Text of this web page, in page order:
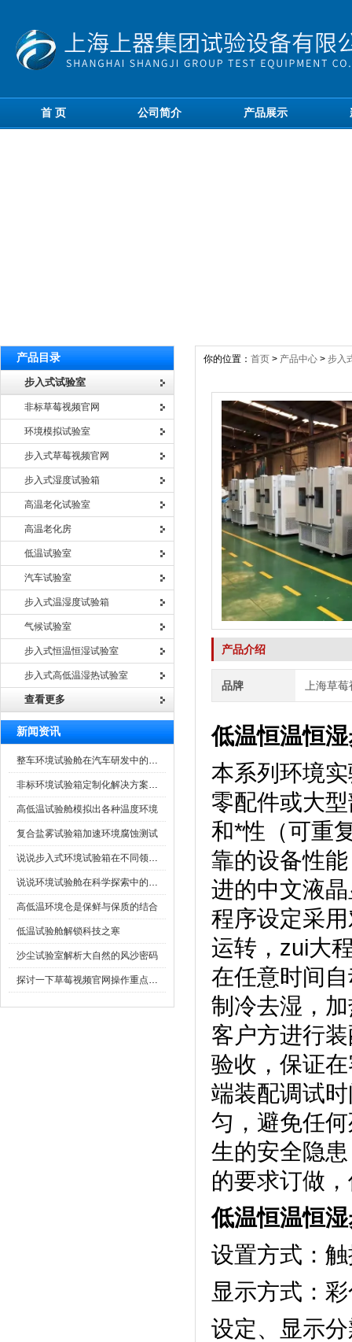
首 页 公司简介 产品展示
产品目录
步入式试验室
非标草莓视频官网
环境模拟试验室
步入式草莓视频官网
步入式湿度试验箱
高温老化试验室
高温老化房
低温试验室
汽车试验室
步入式温湿度试验箱
气候试验室
步入式恒温恒湿试验室
步入式高低温湿热试验室
查看更多
新闻资讯
整车环境试验舱在汽车研发中的作用
非标环境试验箱定制化解决方案在可靠性测试中的重要性
高低温试验舱模拟出各种温度环境
复合盐雾试验箱加速环境腐蚀测试
说说步入式环境试验箱在不同领域的应用
说说环境试验舱在科学探索中的作用
高低温环境仓是保鲜与保质的结合
低温试验舱解锁科技之寒
沙尘试验室解析大自然的风沙密码
探讨一下草莓视频官网操作重点是什么
你的位置： 首页 > 产品中心 > 步入
产品介绍
品牌 上海草
低温恒温恒
本系列环境实
零配件或大型
和*性（可重
靠的设备性能
进的中文液晶
程序设定采用对
运转，zui
在任意时间自动
制冷去湿，
客户方进行装
验收，保证
端装配调试时
匀，避免任
生的安全隐患
的要求订做，
低温恒温恒
设置方式：触
显示方式
设定、显